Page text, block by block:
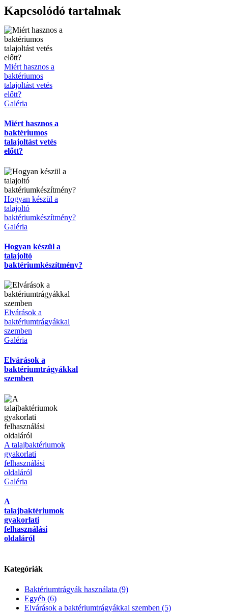
Facebook
X
Tumblr
Pinterest
Kapcsolódó tartalmak
Miért hasznos a
baktériumos
talajoltást vetés
előtt?
Galéria
Miért hasznos a
baktériumos
talajoltást vetés
előtt?
Hogyan készül a
talajoltó
baktériumkészítmény?
Galéria
Hogyan készül a
talajoltó
baktériumkészítmény?
Elvárások a
baktériumtrágyákkal
szemben
Galéria
Elvárások a
baktériumtrágyákkal
szemben
A talajbaktériumok
gyakorlati
felhasználási
oldaláról
Galéria
A
talajbaktériumok
gyakorlati
felhasználási
oldaláról
Kategóriák
Baktériumtrágyák használata (9)
Egyéb (6)
Elvárások a baktériumtrágyákkal szemben (5)